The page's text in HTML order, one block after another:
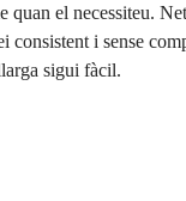
quan el necessiteu.
consistent i sense
sigui fàcil.